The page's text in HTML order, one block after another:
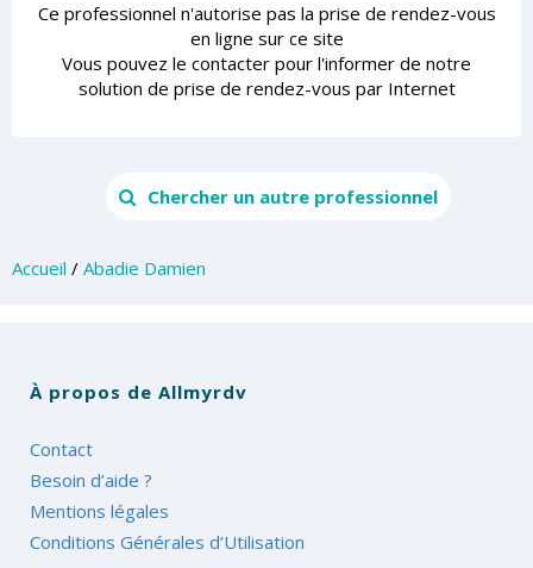
Ce professionnel n'autorise pas la prise de rendez-vous
en ligne sur ce site
Vous pouvez le contacter pour l'informer de notre
solution de prise de rendez-vous par Internet
Chercher un autre professionnel
Accueil / Abadie Damien
À propos de Allmyrdv
Contact
Besoin d’aide ?
Mentions légales
Conditions Générales d’Utilisation